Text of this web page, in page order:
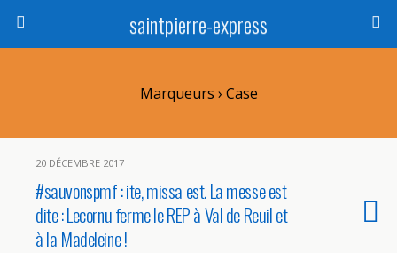
saintpierre-express
Marqueurs › Case
20 DÉCEMBRE 2017
#sauvonspmf : ite, missa est. La messe est
dite : Lecornu ferme le REP à Val de Reuil et
à la Madeleine !